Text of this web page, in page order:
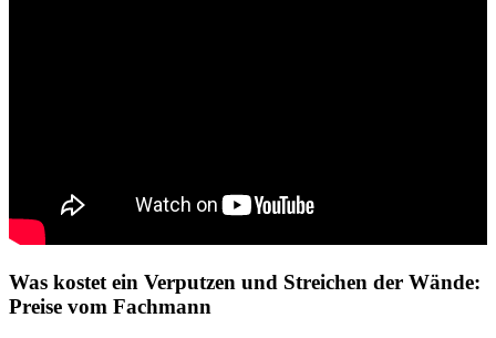
Was kostet ein Verputzen und Streichen der Wände:
Preise vom Fachmann